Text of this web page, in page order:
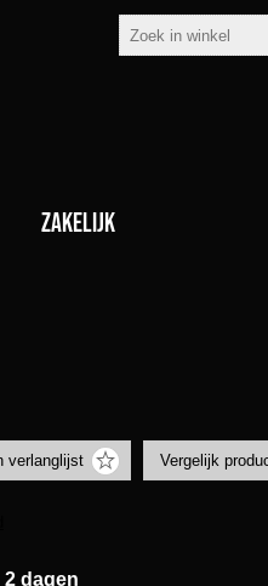
Zakelijk
2 dagen